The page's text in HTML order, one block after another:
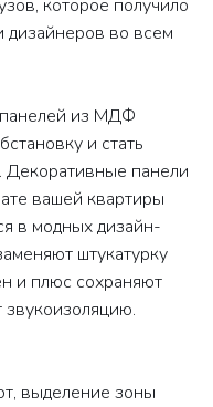
которое получило
дизайнеров во всем
панелей из МДФ
и стать
Декоративные панели
вашей квартиры
в модных дизайн-
штукатурку
и плюс сохраняют
выделение зоны